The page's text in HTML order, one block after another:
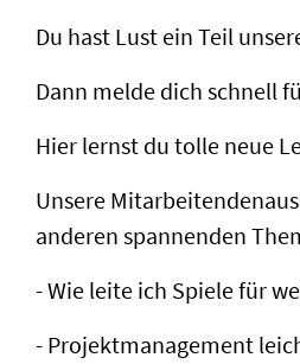
Du hast Lust ein Teil
Dann melde dich schnell
Hier lernst du tolle neue
Unsere
anderen spannenden
- Wie leite ich Spiele für
- Projektmanagement